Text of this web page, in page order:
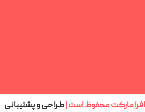
مارکت محفوظ است | طراحی و پشتیبانی